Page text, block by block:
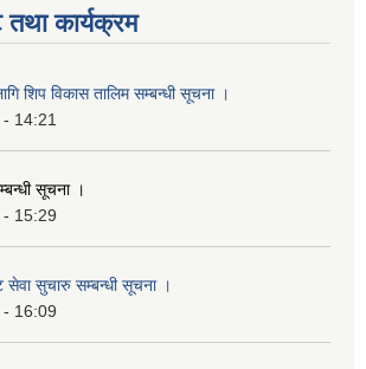
कार्यक्रम
शिप विकास तालिम सम्बन्धी सूचना ‌।
14:21
सूचना ।
15:29
सुचारु सम्बन्धी सूचना ।
16:09